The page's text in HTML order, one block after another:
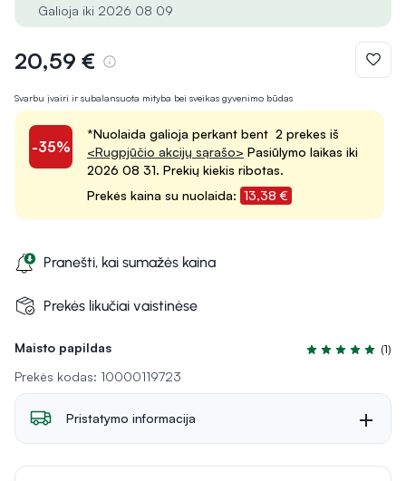
Maisto papildas
Įvertinimas 5.0
(1)
Prekės kodas: 10000119723
Svarbu įvairi ir subalansuota mityba bei sveikas gyvenimo būdas
-35%
*Nuolaida galioja perkant bent 2 prekes iš
<Rugpjūčio akcijų sąrašo> Pasiūlymo laikas iki
2026 08 31. Prekių kiekis ribotas.
Prekės kaina su nuolaida: 13,38 €
Galioja iki 2026 08 09
20,59 €
Pranešti, kai sumažės kaina
Prekės likučiai vaistinėse
Pristatymo informacija